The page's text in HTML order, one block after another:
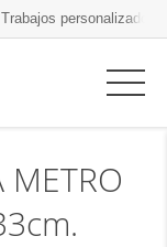
Trabajos personalizados
METRO